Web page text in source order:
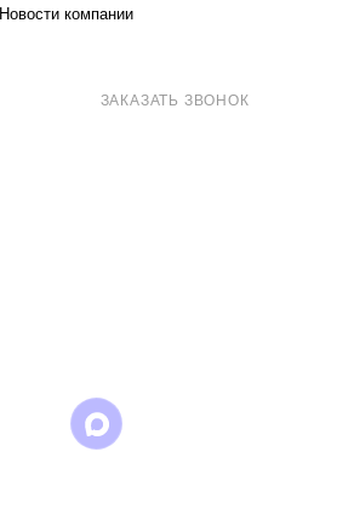
Новости компании
ЗАКАЗАТЬ ЗВОНОК